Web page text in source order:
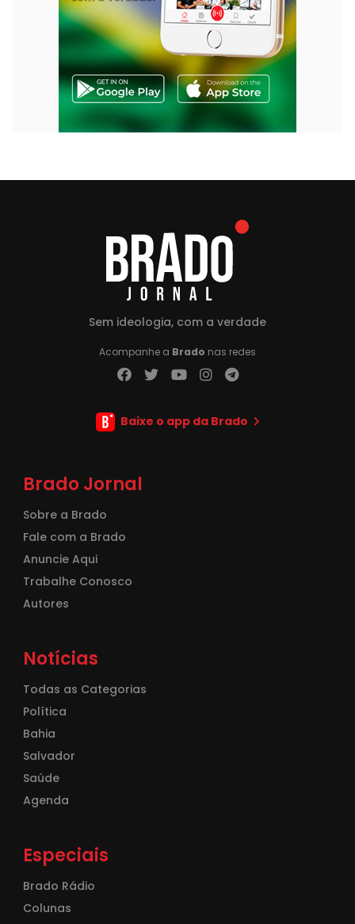
Sem ideologia, com a verdade
Acompanhe a Brado nas redes
Baixe o app da Brado
Brado Jornal
Sobre a Brado
Fale com a Brado
Anuncie Aqui
Trabalhe Conosco
Autores
Notícias
Todas as Categorias
Política
Bahia
Salvador
Saúde
Agenda
Especiais
Brado Rádio
Colunas